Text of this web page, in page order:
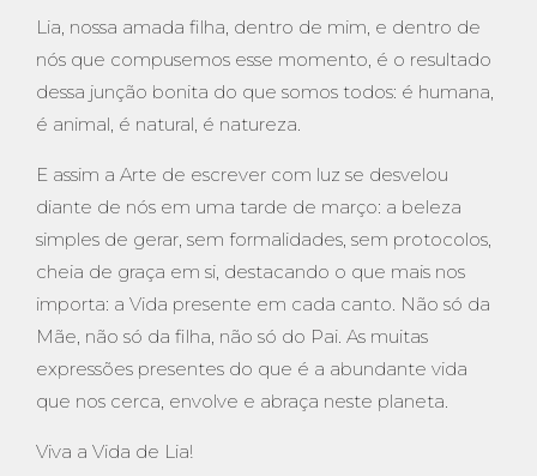
Lia, nossa amada filha, dentro de mim, e dentro de
nós que compusemos esse momento, é o resultado
dessa junção bonita do que somos todos: é humana,
é animal, é natural, é natureza.
E assim a Arte de escrever com luz se desvelou
diante de nós em uma tarde de março: a beleza
simples de gerar, sem formalidades, sem protocolos,
cheia de graça em si, destacando o que mais nos
importa: a Vida presente em cada canto. Não só da
Mãe, não só da filha, não só do Pai. As muitas
expressões presentes do que é a abundante vida
que nos cerca, envolve e abraça neste planeta.
Viva a Vida de Lia!